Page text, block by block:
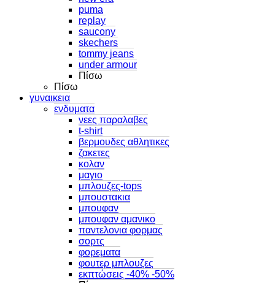
puma
replay
saucony
skechers
tommy jeans
under armour
Πίσω
Πίσω
γυναικεια
ενδυματα
νεες παραλαβες
t-shirt
βερμουδες αθλητικες
ζακετες
κολαν
μαγιο
μπλουζες-tops
μπουστακια
μπουφαν
μπουφαν αμανικο
παντελονια φορμας
σορτς
φορεματα
φουτερ μπλουζες
εκπτώσεις -40% -50%